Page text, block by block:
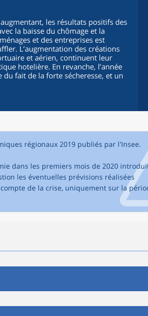
les résultats positifs des
la baisse du chômage et la
et des entreprises est
L’augmentation des créations
et aérien, continuent leur
hotelière. En revanche, l’année
fait de la forte sécheresse, et un
régionaux 2019 publiés par l'Insee.
dans les premiers mois de 2020
les éventuelles prévisions réalisées
de la crise, uniquement sur la